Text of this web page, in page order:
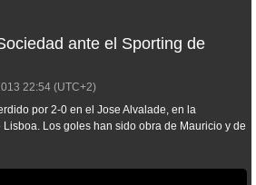
ante el Sporting de
22:54 (UTC+2)
por 2-0 en el Jose Alvalade, en la
Los goles han sido obra de Mauricio y de